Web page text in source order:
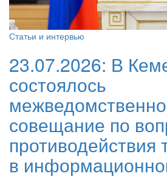
Статьи и интервью
23.07.2026: В
состоялось
совещание по
противодействия
в